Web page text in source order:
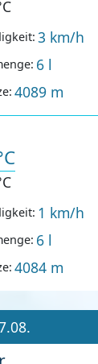
3 km/h
6 l
4089 m
1 km/h
6 l
4084 m